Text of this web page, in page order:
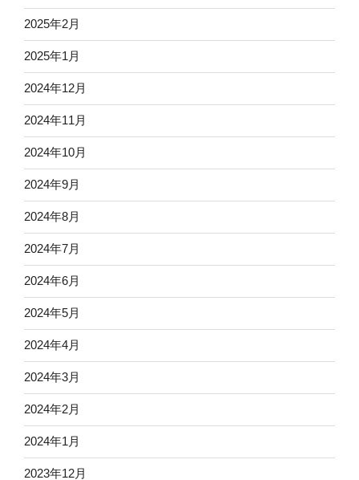
2025年2月
2025年1月
2024年12月
2024年11月
2024年10月
2024年9月
2024年8月
2024年7月
2024年6月
2024年5月
2024年4月
2024年3月
2024年2月
2024年1月
2023年12月